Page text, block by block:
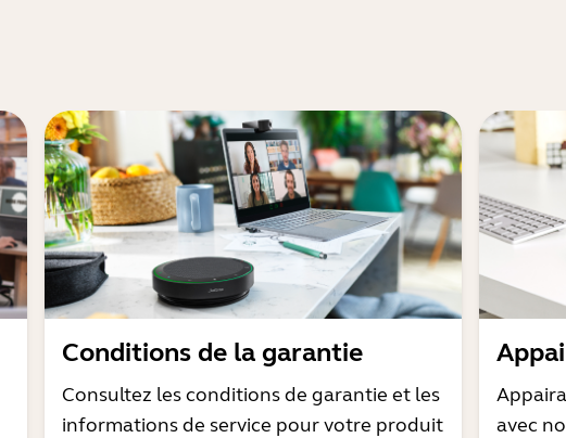
Conditions de la garantie
Consultez les conditions de garantie et les
informations de service pour votre produit
avec